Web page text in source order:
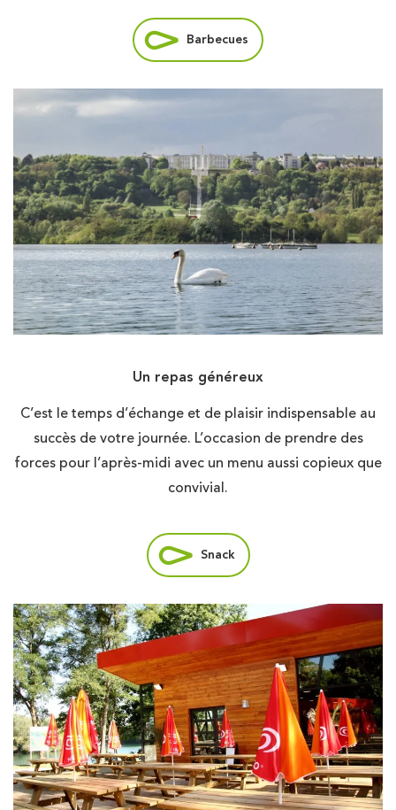
Barbecues
Un repas généreux
C’est le temps d’échange et de plaisir indispensable au
succès de votre journée. L’occasion de prendre des
forces pour l’après-midi avec un menu aussi copieux que
convivial.
Snack